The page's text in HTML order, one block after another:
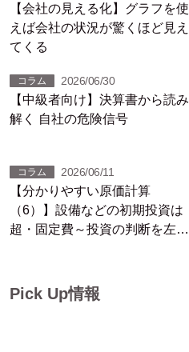
【会社の見える化】グラフを使
えば会社の状況が驚くほど見え
てくる
コラム 2026/06/30
【中級者向け】決算書から読み
解く 自社の危険信号
コラム 2026/06/11
【分かりやすい原価計算
（6）】設備などの初期投資は
超・固定費～投資の判断を左右
Pick Up情報